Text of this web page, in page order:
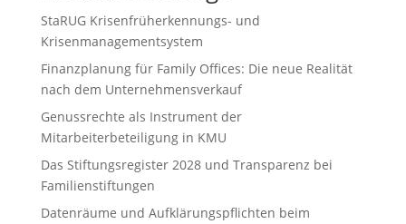
StaRUG Krisenfrüherkennungs- und
Krisenmanagementsystem
Finanzplanung für Family Offices: Die neue Realität
nach dem Unternehmensverkauf
Genussrechte als Instrument der
Mitarbeiterbeteiligung in KMU
Das Stiftungsregister 2028 und Transparenz bei
Familienstiftungen
Datenräume und Aufklärungspflichten beim